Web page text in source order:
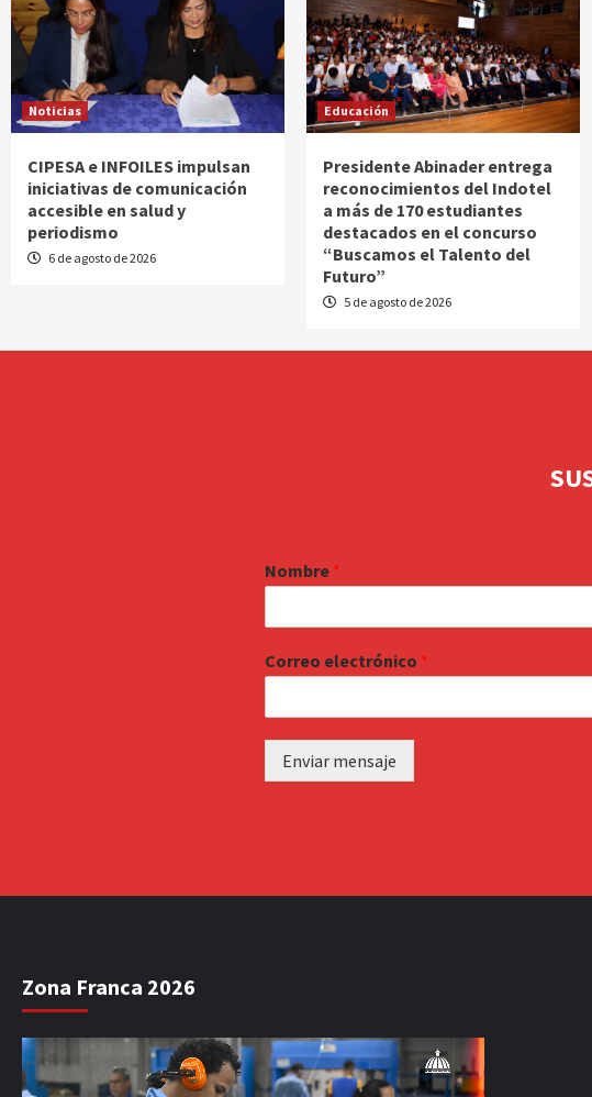
Noticias
CIPESA e INFOILES impulsan
iniciativas de comunicación
accesible en salud y
periodismo
6 de agosto de 2026
Educación
Presidente Abinader entrega
reconocimientos del Indotel
a más de 170 estudiantes
destacados en el concurso
“Buscamos el Talento del
Futuro”
5 de agosto de 2026
Nombre *
Correo electrónico *
Enviar mensaje
Zona Franca 2026
Reproductor
de